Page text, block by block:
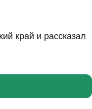
край и рассказал